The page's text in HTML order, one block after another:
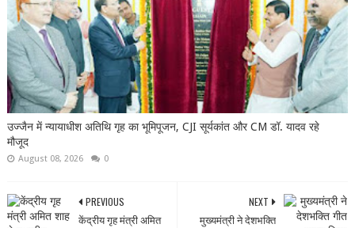
उज्जैन में न्यायाधीश अतिथि गृह का भूमिपूजन, CJI सूर्यकांत और CM डॉ. यादव रहे
मौजूद
August 08, 2026 0
NEXT
मुख्यमंत्री ने देशभक्ति
PREVIOUS
केंद्रीय गृह मंत्री अमित